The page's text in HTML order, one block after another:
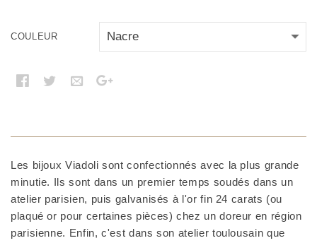
COULEUR
Les bijoux Viadoli sont confectionnés avec la plus grande
minutie. Ils sont dans un premier temps soudés dans un
atelier parisien, puis galvanisés à l'or fin 24 carats (ou
plaqué or pour certaines pièces) chez un doreur en région
parisienne. Enfin, c'est dans son atelier toulousain que